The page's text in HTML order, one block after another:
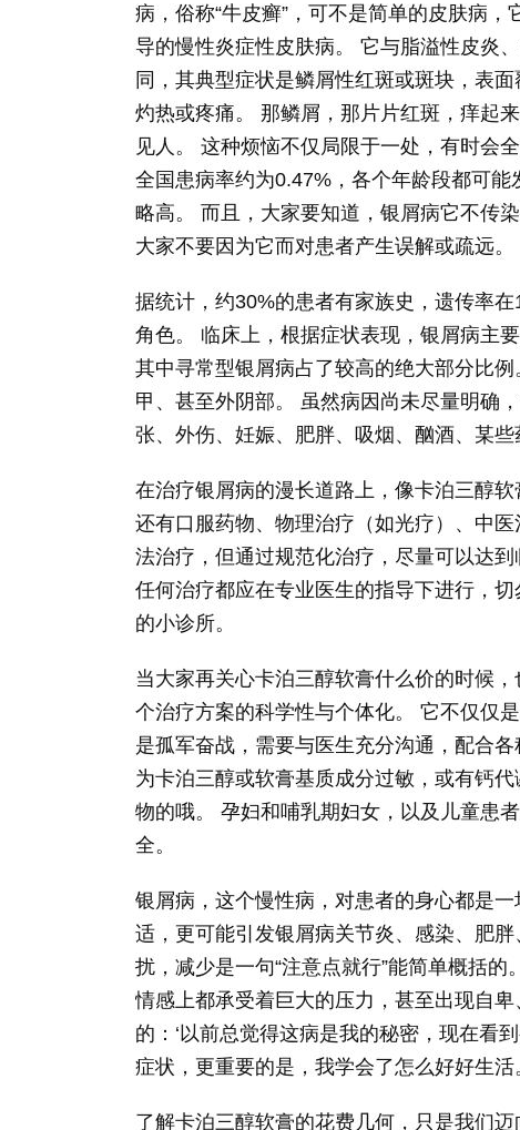
病，俗称“牛皮癣”，可不是简单的皮肤病
导的慢性炎症性皮肤病。 它与脂溢性皮炎
同，其典型症状是鳞屑性红斑或斑块，表
灼热或疼痛。 那鳞屑，那片片红斑，痒起
见人。 这种烦恼不仅局限于一处，有时会
全国患病率约为0.47%，各个年龄段都可
略高。 而且，大家要知道，银屑病它不传
大家不要因为它而对患者产生误解或疏远。
据统计，约30%的患者有家族史，遗传率
角色。 临床上，根据症状表现，银屑病主
其中寻常型银屑病占了较高的绝大部分比
甲、甚至外阴部。 虽然病因尚未尽量明确
张、外伤、妊娠、肥胖、吸烟、酗酒、某些
在治疗银屑病的漫长道路上，像卡泊三醇
还有口服药物、物理治疗（如光疗）、中
法治疗，但通过规范化治疗，尽量可以达
任何治疗都应在专业医生的指导下进行，
的小诊所。
当大家再关心卡泊三醇软膏什么价的时候
个治疗方案的科学性与个体化。 它不仅仅
是孤军奋战，需要与医生充分沟通，配合
为卡泊三醇或软膏基质成分过敏，或有钙
物的哦。 孕妇和哺乳期妇女，以及儿童患
全。
银屑病，这个慢性病，对患者的身心都是
适，更可能引发银屑病关节炎、感染、肥
扰，减少是一句“注意点就行”能简单概括
情感上都承受着巨大的压力，甚至出现自
的：‘以前总觉得这病是我的秘密，现在看
症状，更重要的是，我学会了怎么好好生活
了解卡泊三醇软膏的花费几何，只是我们